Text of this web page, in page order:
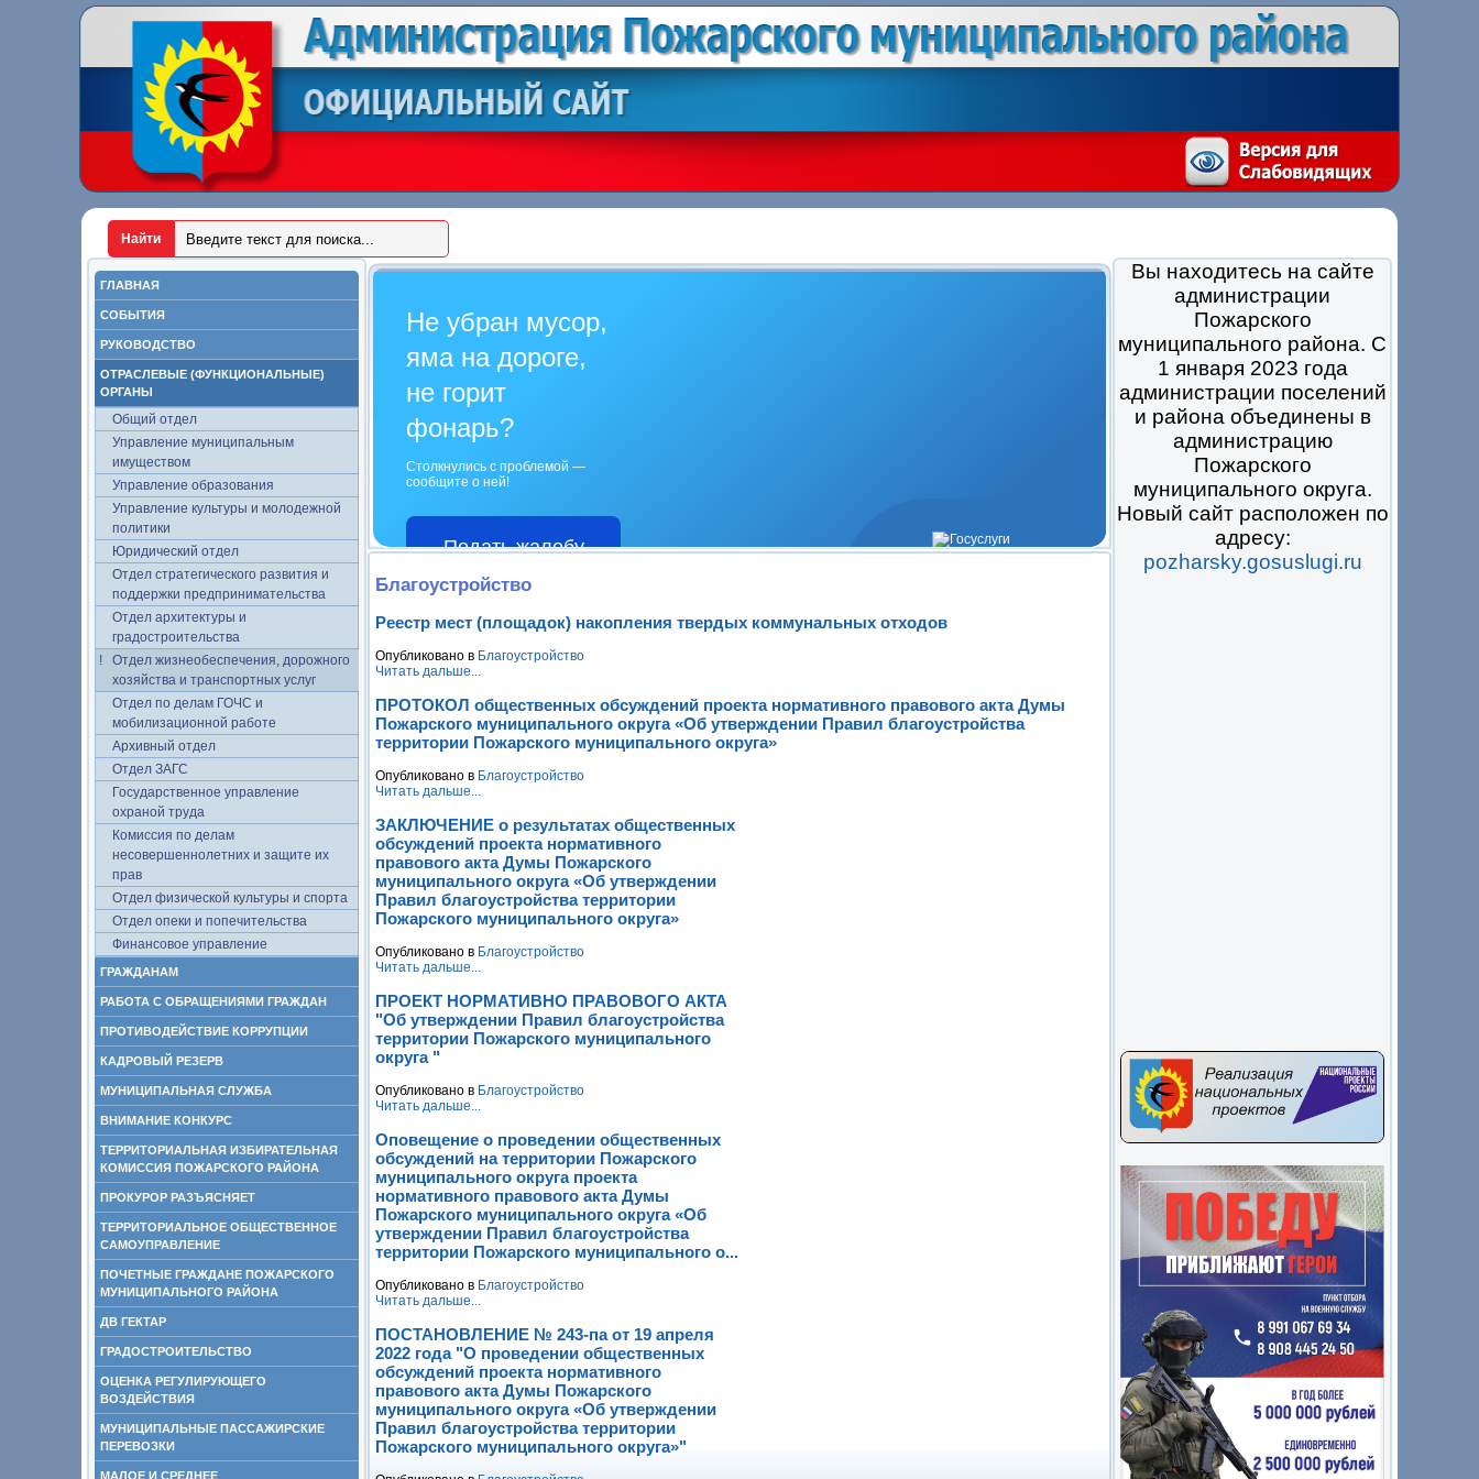
ГЛАВНАЯ
СОБЫТИЯ
РУКОВОДСТВО
ОТРАСЛЕВЫЕ (ФУНКЦИОНАЛЬНЫЕ)
ОРГАНЫ
Общий отдел
Управление муниципальным
имуществом
Управление образования
Управление культуры и молодежной
политики
Юридический отдел
Отдел стратегического развития и
поддержки предпринимательства
Отдел архитектуры и
градостроительства
Отдел жизнеобеспечения, дорожного
хозяйства и транспортных услуг
Отдел по делам ГОЧС и
мобилизационной работе
Архивный отдел
Отдел ЗАГС
Государственное управление
охраной труда
Комиссия по делам
несовершеннолетних и защите их
прав
Отдел физической культуры и спорта
Отдел опеки и попечительства
Финансовое управление
ГРАЖДАНАМ
РАБОТА С ОБРАЩЕНИЯМИ ГРАЖДАН
ПРОТИВОДЕЙСТВИЕ КОРРУПЦИИ
КАДРОВЫЙ РЕЗЕРВ
МУНИЦИПАЛЬНАЯ СЛУЖБА
ВНИМАНИЕ КОНКУРС
ТЕРРИТОРИАЛЬНАЯ ИЗБИРАТЕЛЬНАЯ
КОМИССИЯ ПОЖАРСКОГО РАЙОНА
ПРОКУРОР РАЗЪЯСНЯЕТ
ТЕРРИТОРИАЛЬНОЕ ОБЩЕСТВЕННОЕ
САМОУПРАВЛЕНИЕ
ПОЧЕТНЫЕ ГРАЖДАНЕ ПОЖАРСКОГО
МУНИЦИПАЛЬНОГО РАЙОНА
ДВ ГЕКТАР
ГРАДОСТРОИТЕЛЬСТВО
ОЦЕНКА РЕГУЛИРУЮЩЕГО
ВОЗДЕЙСТВИЯ
МУНИЦИПАЛЬНЫЕ ПАССАЖИРСКИЕ
ПЕРЕВОЗКИ
МАЛОЕ И СРЕДНЕЕ
Вы находитесь на сайте
администрации
Пожарского
муниципального района. С
1 января 2023 года
администрации поселений
и района объединены в
администрацию
Пожарского
муниципального округа.
Новый сайт расположен по
адресу:
pozharsky.gosuslugi.ru
Не убран мусор,
яма на дороге,
не горит
фонарь?
Столкнулись с проблемой —
сообщите о ней!
Подать жалобу
Благоустройство
Реестр мест (площадок) накопления твердых коммунальных отходов
Опубликовано в Благоустройство
Читать дальше...
ПРОТОКОЛ общественных обсуждений проекта нормативного правового акта Думы
Пожарского муниципального округа «Об утверждении Правил благоустройства
территории Пожарского муниципального округа»
Опубликовано в Благоустройство
Читать дальше...
ЗАКЛЮЧЕНИЕ о результатах общественных
обсуждений проекта нормативного
правового акта Думы Пожарского
муниципального округа «Об утверждении
Правил благоустройства территории
Пожарского муниципального округа»
Опубликовано в Благоустройство
Читать дальше...
ПРОЕКТ НОРМАТИВНО ПРАВОВОГО АКТА
"Об утверждении Правил благоустройства
территории Пожарского муниципального
округа "
Опубликовано в Благоустройство
Читать дальше...
Оповещение о проведении общественных
обсуждений на территории Пожарского
муниципального округа проекта
нормативного правового акта Думы
Пожарского муниципального округа «Об
утверждении Правил благоустройства
территории Пожарского муниципального о...
Опубликовано в Благоустройство
Читать дальше...
ПОСТАНОВЛЕНИЕ № 243-па от 19 апреля
2022 года "О проведении общественных
обсуждений проекта нормативного
правового акта Думы Пожарского
муниципального округа «Об утверждении
Правил благоустройства территории
Пожарского муниципального округа»"